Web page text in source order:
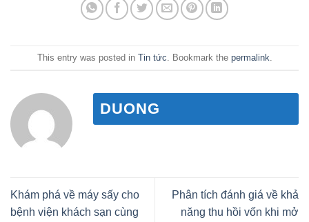
This entry was posted in Tin tức . Bookmark the permalink
DUONG
Khám phá về máy sấy cho
bệnh viện khách sạn cùng
Phân tích đánh giá về khả
năng thu hồi vốn khi mở